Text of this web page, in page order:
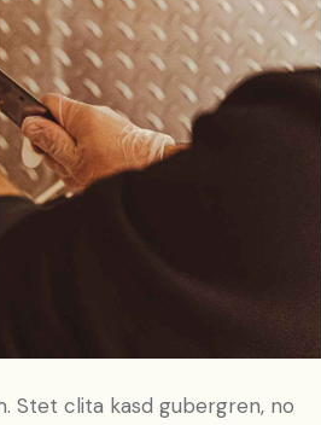
Stet clita kasd gubergren, no